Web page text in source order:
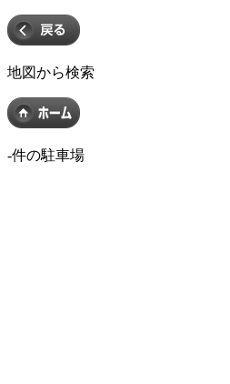
地図から検索
-件の駐車場